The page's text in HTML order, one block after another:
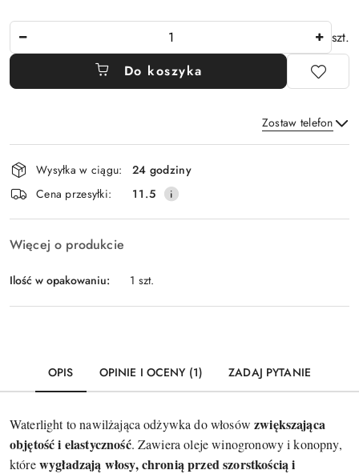
szt.
Do koszyka
Zostaw telefon
Wyślij
Dostępność
i
dostawa
Wysyłka w ciągu:
24 godziny
Cena przesyłki:
11.5
Więcej o produkcie
Ilość w opakowaniu: 1 szt.
OPIS OPINIE I OCENY (1) ZADAJ PYTANIE
Waterlight to nawilżająca odżywka do włosówzwiększająca
objętość i elastyczność. Zawiera oleje winogronowy i konopny,
którewygładzają włosy, chronią przed szorstkością i